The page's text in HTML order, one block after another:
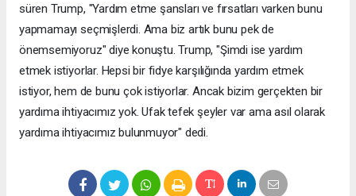
süren Trump, "Yardım etme şansları ve fırsatları varken bunu
yapmamayı seçmişlerdi. Ama biz artık bunu pek de
önemsemiyoruz" diye konuştu. Trump, "Şimdi ise yardım
etmek istiyorlar. Hepsi bir fidye karşılığında yardım etmek
istiyor, hem de bunu çok istiyorlar. Ancak bizim gerçekten bir
yardıma ihtiyacımız yok. Ufak tefek şeyler var ama asıl olarak
yardıma ihtiyacımız bulunmuyor" dedi.